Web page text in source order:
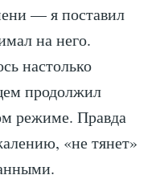
— я поставил
на него.
настолько
продолжил
режиме. Правда
«не тянет»